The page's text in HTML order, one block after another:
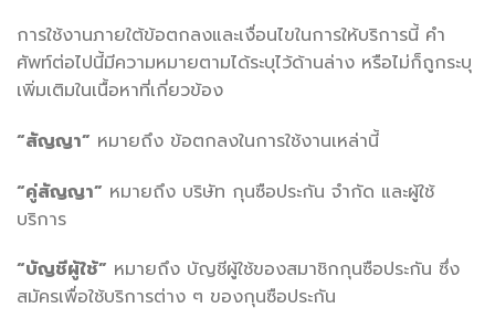
การใช้งานภายใต้ข้อตกลงและเงื่อนไขในการให้บริการนี้ คำ
ศัพท์ต่อไปนี้มีความหมายตามได้ระบุไว้ด้านล่าง หรือไม่ก็ถูกระบุ
เพิ่มเติมในเนื้อหาที่เกี่ยวข้อง
“สัญญา” หมายถึง ข้อตกลงในการใช้งานเหล่านี้
“คู่สัญญา” หมายถึง บริษัท กุนซือประกัน จำกัด และผู้ใช้
บริการ
“บัญชีผู้ใช้” หมายถึง บัญชีผู้ใช้ของสมาชิกกุนซือประกัน ซึ่ง
สมัครเพื่อใช้บริการต่าง ๆ ของกุนซือประกัน